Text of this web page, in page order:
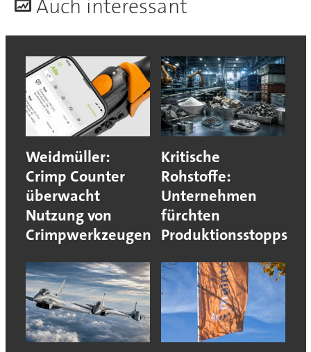
Auch interessant
Weidmüller:
Crimp Counter
überwacht
Nutzung von
Crimpwerkzeugen
Kritische
Rohstoffe:
Unternehmen
fürchten
Produktionsstopps